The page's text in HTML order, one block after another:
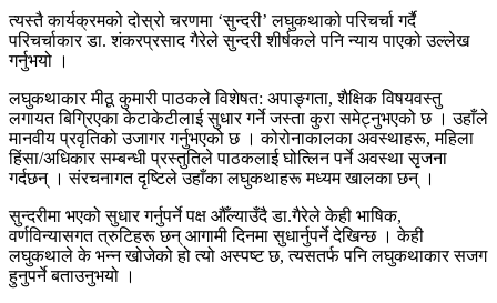
त्यस्तै कार्यक्रमको दोस्रो चरणमा ‘सुन्दरी’ लघुकथाको परिचर्चा गर्दै
परिचर्चाकार डा. शंकरप्रसाद गैरेले सुन्दरी शीर्षकले पनि न्याय पाएको उल्लेख
गर्नुभयो ।
लघुकथाकार मीठू कुमारी पाठकले विशेषत: अपाङ्गता, शैक्षिक विषयवस्तु
लगायत बिग्रिएका केटाकेटीलाई सुधार गर्ने जस्ता कुरा समेट्नुभएको छ । उहाँले
मानवीय प्रवृतिको उजागर गर्नुभएको छ । कोरोनाकालका अवस्थाहरू, महिला
हिंसा/अधिकार सम्बन्धी प्रस्तुतिले पाठकलाई घोत्लिन पर्ने अवस्था सृजना
गर्दछन् । संरचनागत दृष्टिले उहाँका लघुकथाहरू मध्यम खालका छन् ।
सुन्दरीमा भएको सुधार गर्नुपर्ने पक्ष औँल्याउँदै डा.गैरेले केही भाषिक,
वर्णविन्यासगत त्रुटिहरू छन् आगामी दिनमा सुधार्नुपर्ने देखिन्छ । केही
लघुकथाले के भन्न खोजेको हो त्यो अस्पष्ट छ, त्यसतर्फ पनि लघुकथाकार सजग
हुनुपर्ने बताउनुभयो ।